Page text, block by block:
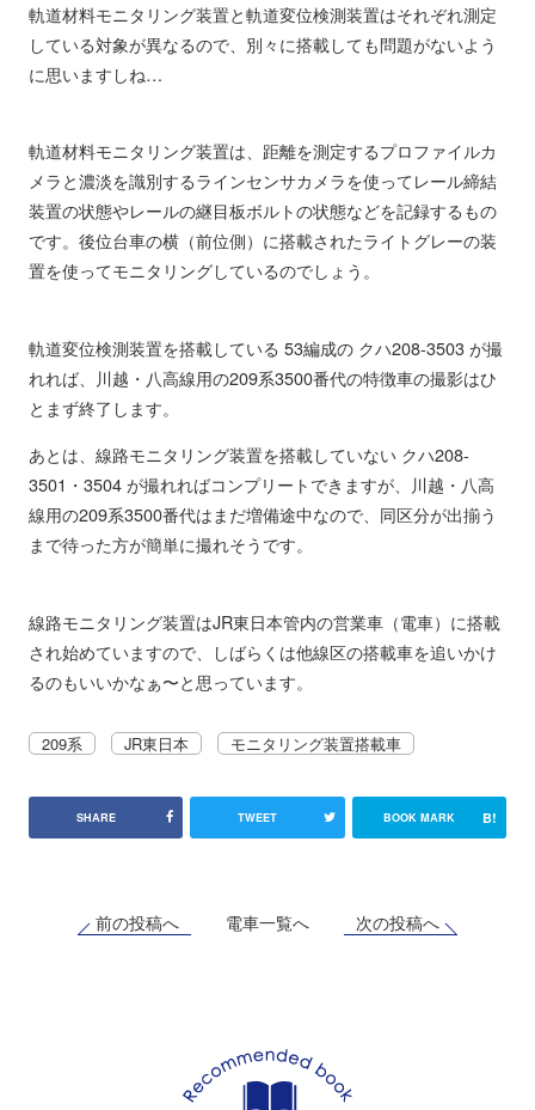
軌道材料モニタリング装置と軌道変位検測装置はそれぞれ測定
している対象が異なるので、別々に搭載しても問題がないよう
に思いますしね…
軌道材料モニタリング装置は、距離を測定するプロファイルカ
メラと濃淡を識別するラインセンサカメラを使ってレール締結
装置の状態やレールの継目板ボルトの状態などを記録するもの
です。後位台車の横（前位側）に搭載されたライトグレーの装
置を使ってモニタリングしているのでしょう。
軌道変位検測装置を搭載している 53編成の クハ208-3503 が撮
れれば、川越・八高線用の209系3500番代の特徴車の撮影はひ
とまず終了します。
あとは、線路モニタリング装置を搭載していない クハ208-
3501・3504 が撮れればコンプリートできますが、川越・八高
線用の209系3500番代はまだ増備途中なので、同区分が出揃う
まで待った方が簡単に撮れそうです。
線路モニタリング装置はJR東日本管内の営業車（電車）に搭載
され始めていますので、しばらくは他線区の搭載車を追いかけ
るのもいいかなぁ〜と思っています。
209系 JR東日本 モニタリング装置搭載車
SHARE TWEET BOOK MARK B!
前の投稿へ 電車一覧へ 次の投稿へ